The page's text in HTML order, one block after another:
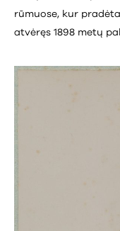
rūmuose, kur
atvėręs 1898 metų